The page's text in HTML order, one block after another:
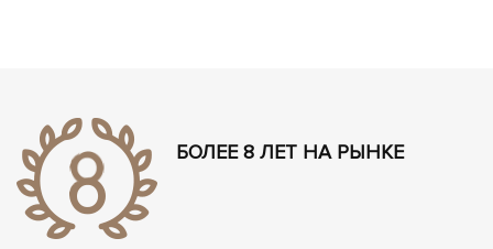
БОЛЕЕ 8 ЛЕТ НА РЫНКЕ